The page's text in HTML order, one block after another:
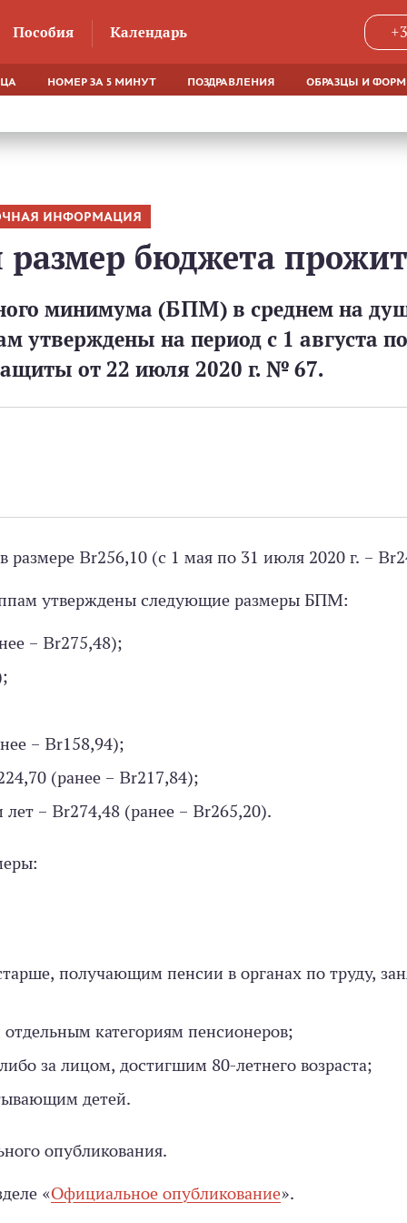
Пособия Календарь
НОМЕР ЗА 5 МИНУТ ПОЗДРАВЛЕНИЯ ОБРАЗЦЫ И
ИНФОРМАЦИЯ
размер бюджета
минимума (БПМ) в среднем на
утверждены на период с 1 августа
от 22 июля 2020 г. № 67.
Br256,10 (с 1 мая по 31 июля 2020 г. –
утверждены следующие размеры БПМ:
– Br275,48);
– Br158,94);
(ранее – Br217,84);
лет – Br274,48 (ранее – Br265,20).
получающим пенсии в органах по труду,
категориям пенсионеров;
за лицом, достигшим 80-летнего возраста;
детей.
опубликования.
«Официальное опубликование».